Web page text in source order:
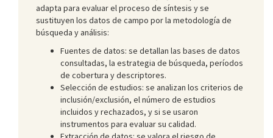
adapta para evaluar el proceso de síntesis y se
sustituyen los datos de campo por la metodología de
búsqueda y análisis:
Fuentes de datos: se detallan las bases de datos
consultadas, la estrategia de búsqueda, períodos
de cobertura y descriptores.
Selección de estudios: se analizan los criterios de
inclusión/exclusión, el número de estudios
incluidos y rechazados, y si se usaron
instrumentos para evaluar su calidad.